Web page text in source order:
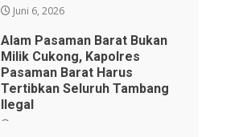
Juni 6, 2026
Alam Pasaman Barat Bukan
Milik Cukong, Kapolres
Pasaman Barat Harus
Tertibkan Seluruh Tambang
Ilegal